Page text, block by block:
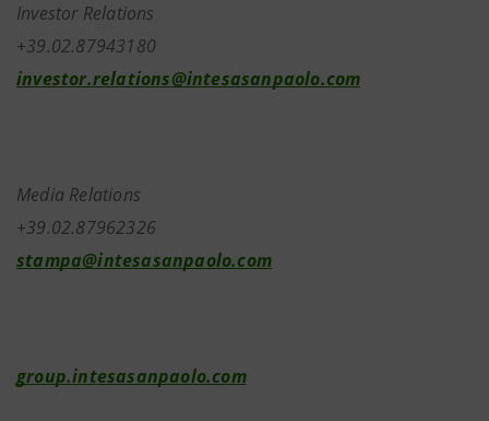
Investor Relations
+39.02.87943180
investor.relations@intesasanpaolo.com
Media Relations
+39.02.87962326
stampa@intesasanpaolo.com
group.intesasanpaolo.com